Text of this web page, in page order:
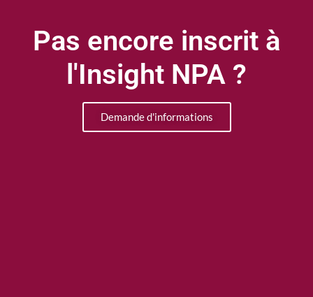
Pas encore inscrit à
l'Insight NPA ?
Demande d'informations